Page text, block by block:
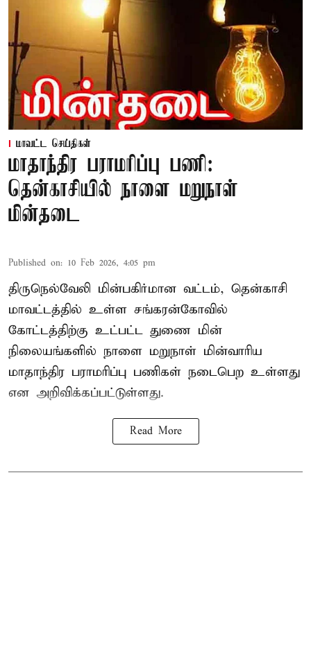
மாவட்ட செய்திகள்
மாதாந்திர பராமரிப்பு பணி:
தென்காசியில் நாளை மறுநாள்
மின்தடை
Published on: 10 Feb 2026, 4:05 pm
திருநெல்வேலி மின்பகிர்மான வட்டம், தென்காசி
மாவட்டத்தில் உள்ள சங்கரன்கோவில்
கோட்டத்திற்கு உட்பட்ட துணை மின்
நிலையங்களில் நாளை மறுநாள் மின்வாரிய
மாதாந்திர பராமரிப்பு பணிகள் நடைபெற உள்ளது
என அறிவிக்கப்பட்டுள்ளது.
Read More